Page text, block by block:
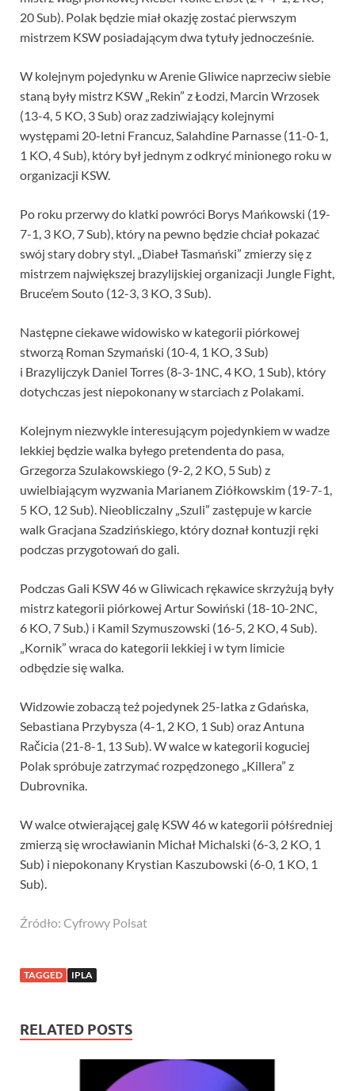
20 Sub). Polak będzie miał okazję zostać pierwszym
mistrzem KSW posiadającym dwa tytuły jednocześnie.
W kolejnym pojedynku w Arenie Gliwice naprzeciw siebie
staną były mistrz KSW „Rekin” z Łodzi, Marcin Wrzosek
(13-4, 5 KO, 3 Sub) oraz zadziwiający kolejnymi
występami 20-letni Francuz, Salahdine Parnasse (11-0-1,
1 KO, 4 Sub), który był jednym z odkryć minionego roku w
organizacji KSW.
Po roku przerwy do klatki powróci Borys Mańkowski (19-
7-1, 3 KO, 7 Sub), który na pewno będzie chciał pokazać
swój stary dobry styl. „Diabeł Tasmański” zmierzy się z
mistrzem największej brazylijskiej organizacji Jungle Fight,
Bruce’em Souto (12-3, 3 KO, 3 Sub).
Następne ciekawe widowisko w kategorii piórkowej
stworzą Roman Szymański (10-4, 1 KO, 3 Sub)
i Brazylijczyk Daniel Torres (8-3-1NC, 4 KO, 1 Sub), który
dotychczas jest niepokonany w starciach z Polakami.
Kolejnym niezwykle interesującym pojedynkiem w wadze
lekkiej będzie walka byłego pretendenta do pasa,
Grzegorza Szulakowskiego (9-2, 2 KO, 5 Sub) z
uwielbiającym wyzwania Marianem Ziółkowskim (19-7-1,
5 KO, 12 Sub). Nieobliczalny „Szuli” zastępuje w karcie
walk Gracjana Szadzińskiego, który doznał kontuzji ręki
podczas przygotowań do gali.
Podczas Gali KSW 46 w Gliwicach rękawice skrzyżują były
mistrz kategorii piórkowej Artur Sowiński (18-10-2NC,
6 KO, 7 Sub.) i Kamil Szymuszowski (16-5, 2 KO, 4 Sub).
„Kornik” wraca do kategorii lekkiej i w tym limicie
odbędzie się walka.
Widzowie zobaczą też pojedynek 25-latka z Gdańska,
Sebastiana Przybysza (4-1, 2 KO, 1 Sub) oraz Antuna
Račicia (21-8-1, 13 Sub). W walce w kategorii koguciej
Polak spróbuje zatrzymać rozpędzonego „Killera” z
Dubrovnika.
W walce otwierającej galę KSW 46 w kategorii półśredniej
zmierzą się wrocławianin Michał Michalski (6-3, 2 KO, 1
Sub) i niepokonany Krystian Kaszubowski (6-0, 1 KO, 1
Sub).
Źródło: Cyfrowy Polsat
TAGGED IPLA
RELATED POSTS